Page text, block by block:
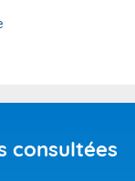
consultées